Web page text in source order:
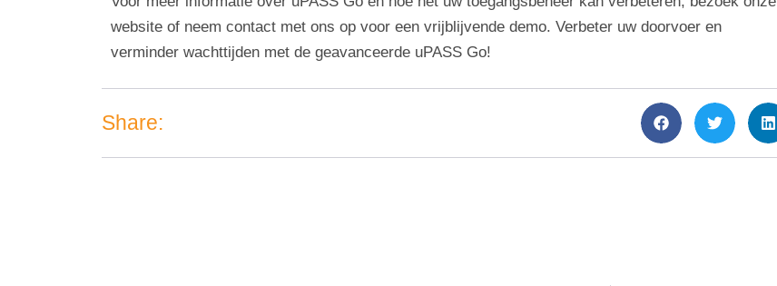
website of neem contact met ons op voor een vrijblijvende demo. Verbeter uw doorvoer en
verminder wachttijden met de geavanceerde uPASS Go!
Share: